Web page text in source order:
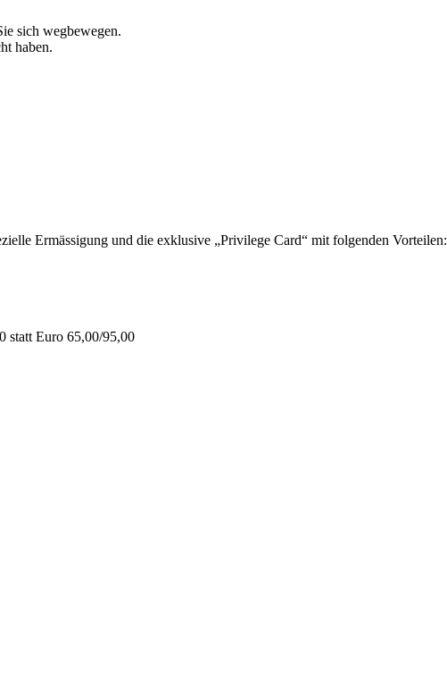
sich wegbewegen.
haben.
Ermässigung und die exklusive „Privilege Card“ mit folgenden Vorteilen:
statt Euro 65,00/95,00